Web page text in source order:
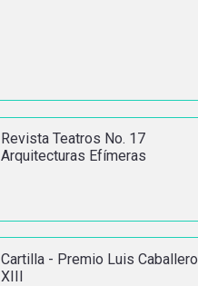
Revista Teatros No. 17
Arquitecturas Efímeras
Cartilla - Premio Luis Caballero
XIII